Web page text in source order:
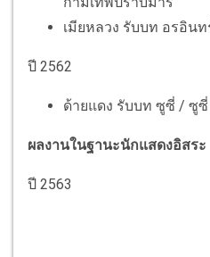
เมียหลวง รับบท อรอินท
ปี 2562
ด้ายแดง รับบท ซูซี่ / ซูซี่
ผลงานในฐานะนักแสดงอิสระ
ปี 2563